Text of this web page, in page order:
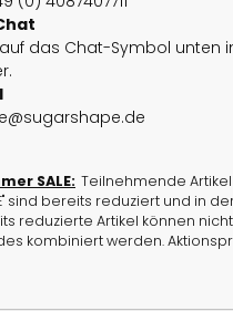
Oberteile in schwarz
Produkte aus der
, um Deine
auf das Chat-Symbol unten
SALE: Teilnehmende
sind bereits reduziert und in
reduzierte Artikel können
kombiniert werden.